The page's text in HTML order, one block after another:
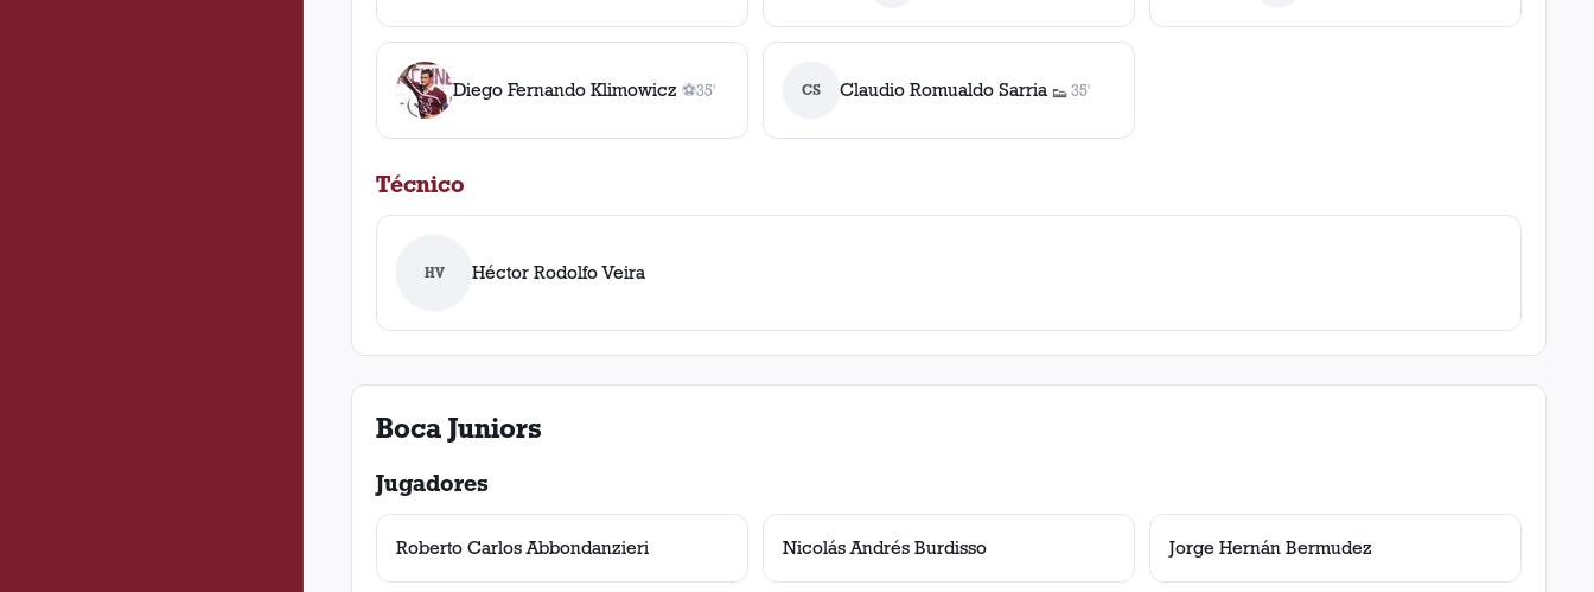
Diego Fernando Klimowicz ⚽
1gol
35' CS Claudio Romualdo Sarria 👟
1asistencia
35'
Técnico
HV Héctor Rodolfo Veira
Boca Juniors
Jugadores
Roberto Carlos Abbondanzieri Nicolás Andrés Burdisso Jorge Hernán Bermudez